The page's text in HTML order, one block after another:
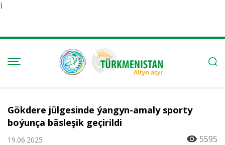
Ï
Gökdere jülgesinde ýangyn-amaly sporty
boýunça bäsleşik geçirildi
19.06.2025 5595